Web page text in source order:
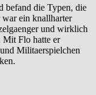
befand die Typen, die
war ein knallharter
und wirklich
Mit Flo hatte er
Militaerspielchen